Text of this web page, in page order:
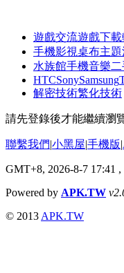
遊戲交流遊戲下載
手機影視桌布主題
水族館手機音樂
HTCSonySamsung
解密技術繁化技術
請先登錄後才能繼續瀏
聯繫我們|小黑屋|手機版|
GMT+8, 2026-8-7 17:41 ,
Powered by APK.TW
© 2013 APK.TW